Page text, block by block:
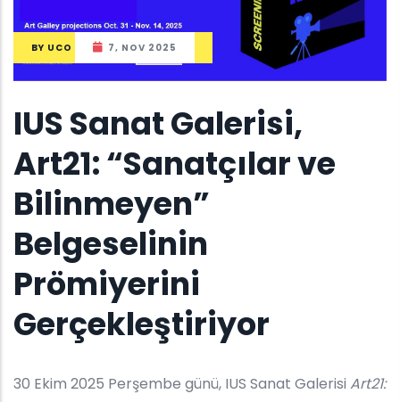
BY UCO 7, NOV 2025
IUS Sanat Galerisi,
Art21: “Sanatçılar ve
Bilinmeyen”
Belgeselinin
Prömiyerini
Gerçekleştiriyor
30 Ekim 2025 Perşembe günü, IUS Sanat Galerisi Art21: